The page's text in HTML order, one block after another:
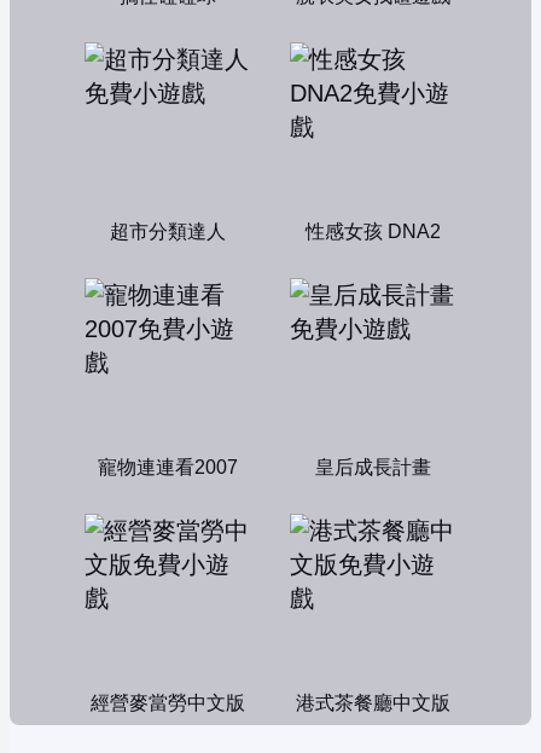
超市分類達人 性感女孩 DNA2
寵物連連看2007 皇后成長計畫
經營麥當勞中文版 港式茶餐廳中文版